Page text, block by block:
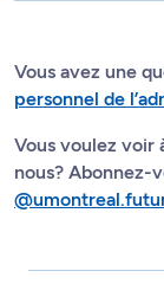
Vous avez une
personnel de
Vous voulez voir
nous? Abonnez-